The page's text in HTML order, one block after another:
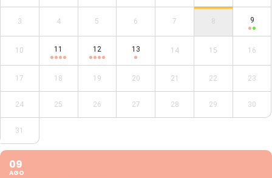
3 4 5 6 7 8 9
10 11 12 13 14 15 16
17 18 19 20 21 22 23
24 25 26 27 28 29 30
31
09
AGO